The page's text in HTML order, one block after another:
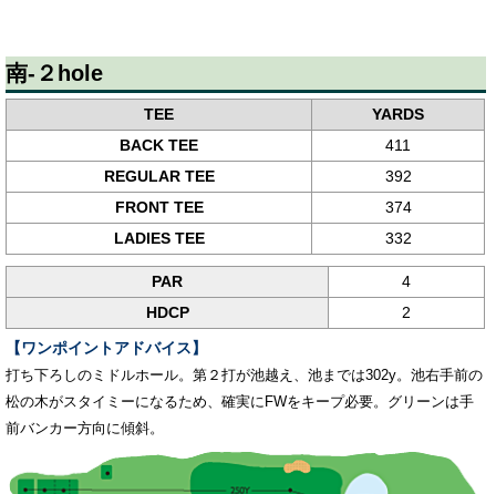
南-２hole
TEE
YARDS
BACK TEE
411
REGULAR TEE
392
FRONT TEE
374
LADIES TEE
332
PAR
4
HDCP
2
【ワンポイントアドバイス】
打ち下ろしのミドルホール。第２打が池越え、池までは302y。池右手前の
松の木がスタイミーになるため、確実にFWをキープ必要。グリーンは手
前バンカー方向に傾斜。